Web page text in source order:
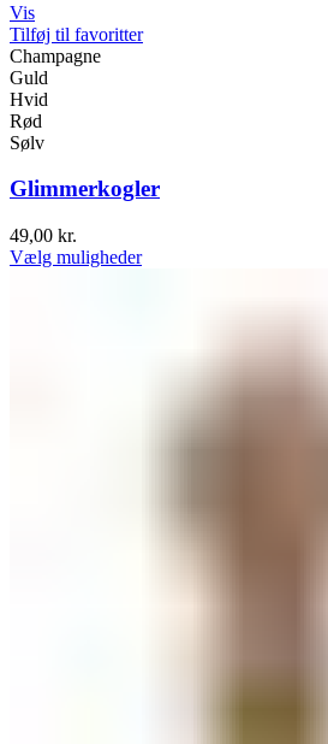
Vis
Tilføj til favoritter
Champagne
Guld
Hvid
Rød
Sølv
Glimmerkogler
49,00 kr.
Vælg muligheder